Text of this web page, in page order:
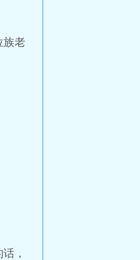
族老
，